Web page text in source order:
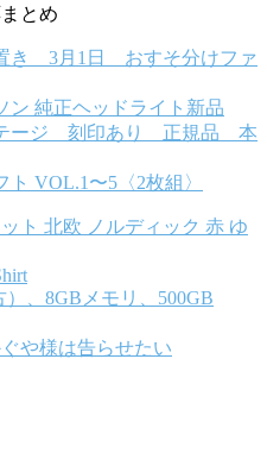
とめ
き 3月1日 おすそ分けファ
ン 純正ヘッドライト新品
ージ 刻印あり 正規品 本
VOL.1〜5〈2枚組〉
ト 北欧 ノルディック 赤 ゆ
、8GBメモリ、500GB
や様は告らせたい